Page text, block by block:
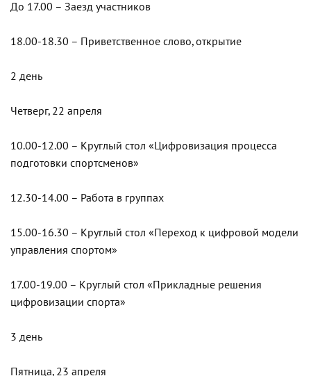
До 17.00 – Заезд участников
18.00-18.30 – Приветственное слово, открытие
2 день
Четверг, 22 апреля
10.00-12.00 – Круглый стол «Цифровизация процесса
подготовки спортсменов»
12.30-14.00 – Работа в группах
15.00-16.30 – Круглый стол «Переход к цифровой модели
управления спортом»
17.00-19.00 – Круглый стол «Прикладные решения
цифровизации спорта»
3 день
Пятница, 23 апреля